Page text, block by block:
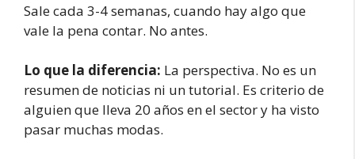
Sale cada 3-4 semanas, cuando hay algo que
vale la pena contar. No antes.
Lo que la diferencia: La perspectiva. No es un
resumen de noticias ni un tutorial. Es criterio de
alguien que lleva 20 años en el sector y ha visto
pasar muchas modas.